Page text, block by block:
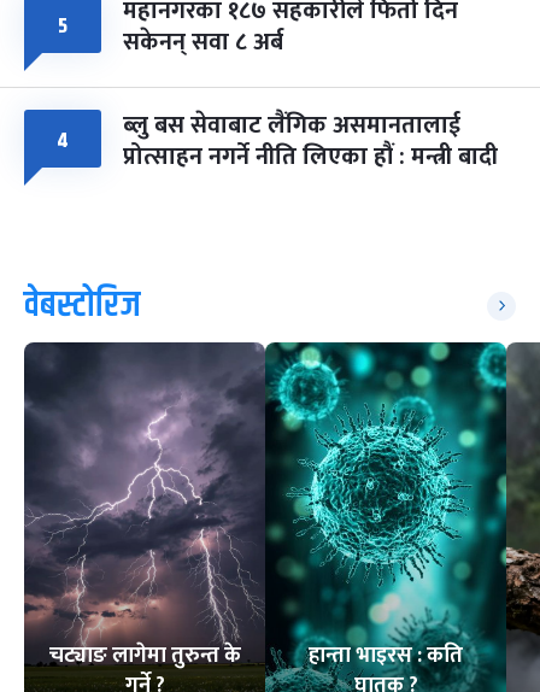
५ महानगरका १८७ सहकारीले फिर्ता दिन
सकेनन् सवा ८ अर्ब
४ ब्लु बस सेवाबाट लैंगिक असमानतालाई
प्रोत्साहन नगर्ने नीति लिएका हौं : मन्त्री बादी
वेबस्टोरिज
चट्याङ लागेमा तुरुन्त के
हान्ता भाइरस : कति